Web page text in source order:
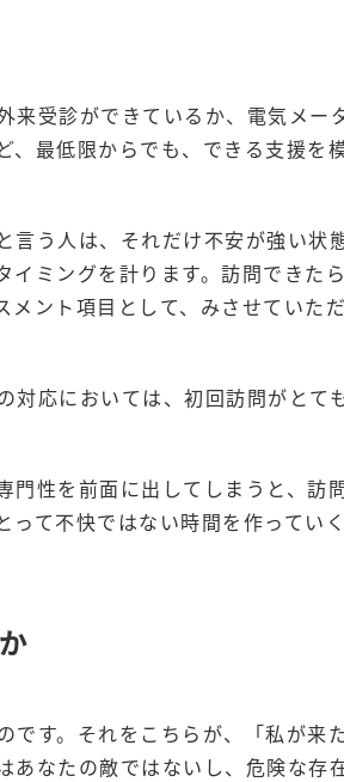
来受診ができているか、電気メー
、最低限からでも、できる支援を
言う人は、それだけ不安が強い状
ミングを計ります。訪問できたら
ント項目として、みさせていただ
対応においては、初回訪問がとて
門性を前面に出してしまうと、訪
て不快ではない時間を作ってい
です。それをこちらが、「私が来
あなたの敵ではないし、危険な存